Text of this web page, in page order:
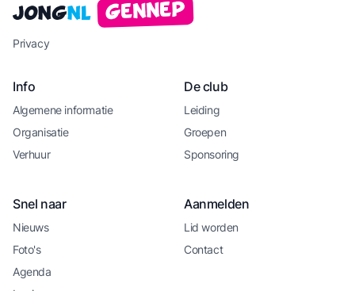
JongNL Gennep
Privacy
Info
Algemene informatie
Organisatie
Verhuur
De club
Leiding
Groepen
Sponsoring
Snel naar
Nieuws
Foto's
Agenda
Aanmelden
Lid worden
Contact